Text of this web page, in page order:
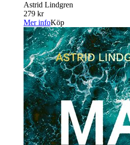
Astrid Lindgren
279 kr
Mer infoKöp